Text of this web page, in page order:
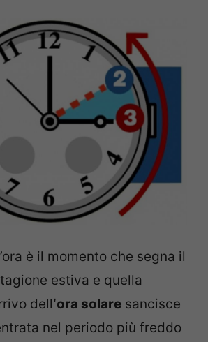
è il momento che segna il
estiva e quella
dell‘ora solare sancisce
nel periodo più freddo